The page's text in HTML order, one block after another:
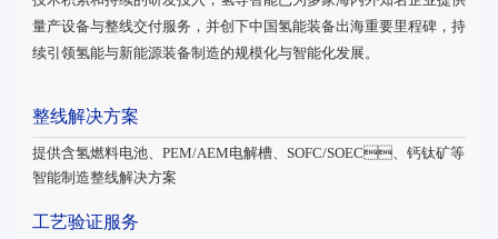
量产设备与整线交付服务，并创下中国氢能装备出海重要里程碑，持
续引领氢能与新能源装备制造的规模化与智能化发展。
整线解决方案
提供含氢燃料电池、PEM/AEM电解槽、SOFC/SOEC、钙钛矿等
智能制造整线解决方案
工艺验证服务